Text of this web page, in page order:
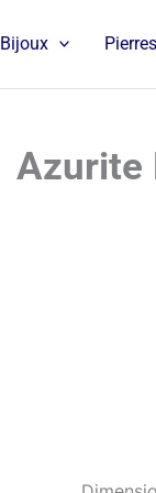
Bijoux
Azurite